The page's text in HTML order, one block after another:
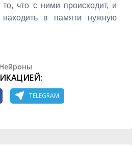
что с ними происходит, и
находить в памяти нужную
TELEGRAM